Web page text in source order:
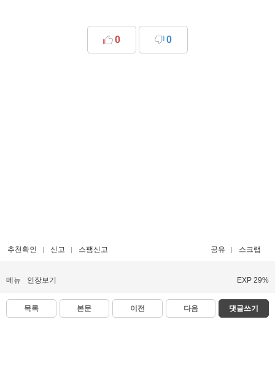
0 0
추천확인 신고 스팸신고 공유 스크랩
메뉴 인장보기 EXP 29%
목록 본문 이전 다음 댓글쓰기